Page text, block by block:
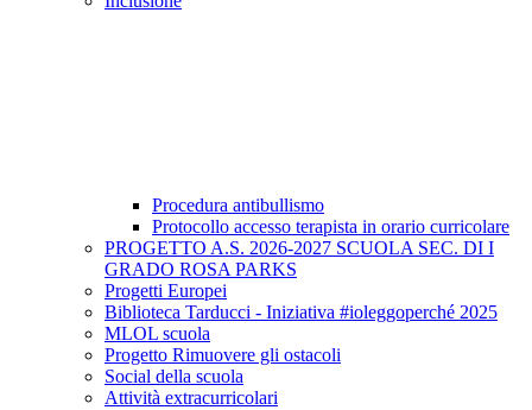
Procedura antibullismo
Protocollo accesso terapista in orario curricolare
PROGETTO A.S. 2026-2027 SCUOLA SEC. DI I
GRADO ROSA PARKS
Progetti Europei
Biblioteca Tarducci - Iniziativa #ioleggoperché 2025
MLOL scuola
Progetto Rimuovere gli ostacoli
Social della scuola
Attività extracurricolari